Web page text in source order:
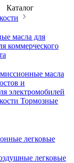
Каталог
масла для
коммерческого
масла
и
электромобилей
Тормозные
легковые
легковые